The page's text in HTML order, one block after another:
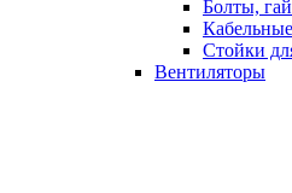
Болты,
Стойки
Вентиляторы